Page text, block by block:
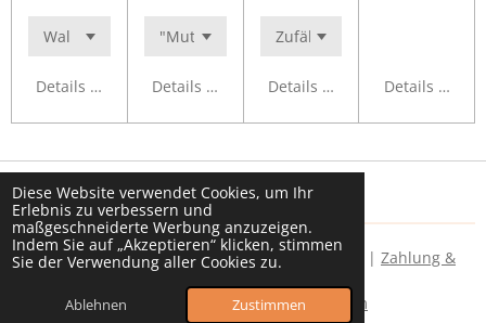
Diese Website verwendet Cookies, um Ihr
Erlebnis zu verbessern und
maßgeschneiderte Werbung anzuzeigen.
Indem Sie auf „Akzeptieren“ klicken, stimmen
Sie der Verwendung aller Cookies zu.
Ablehnen Zustimmen
Details anzeigenDetails anzeigenDetails anzeigenDetails
© 2024 Feuer im Holz - Dominic Hold | | Zahlung &
Widerrufsbelehrung
Datenschutz|Impressum